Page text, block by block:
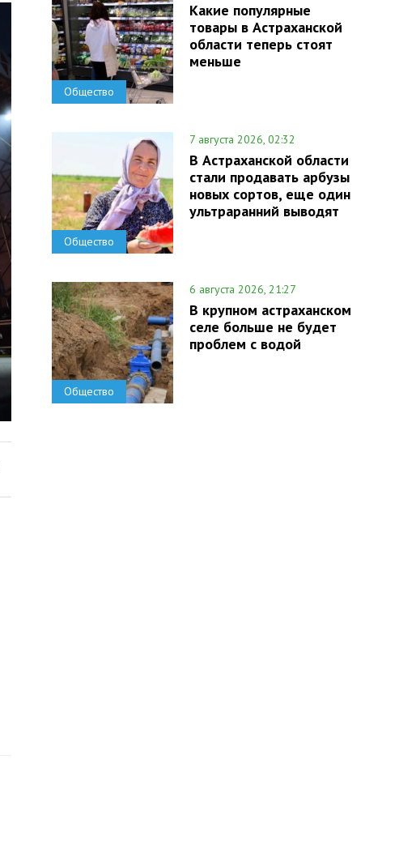
Общество
Какие популярные
товары в Астраханской
области теперь стоят
меньше
Общество
7 августа 2026, 02:32
В Астраханской области
стали продавать арбузы
новых сортов, еще один
ультраранний выводят
Общество
6 августа 2026, 21:27
В крупном астраханском
селе больше не будет
проблем с водой